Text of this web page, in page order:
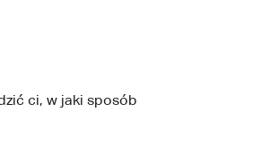
ci, w jaki sposób